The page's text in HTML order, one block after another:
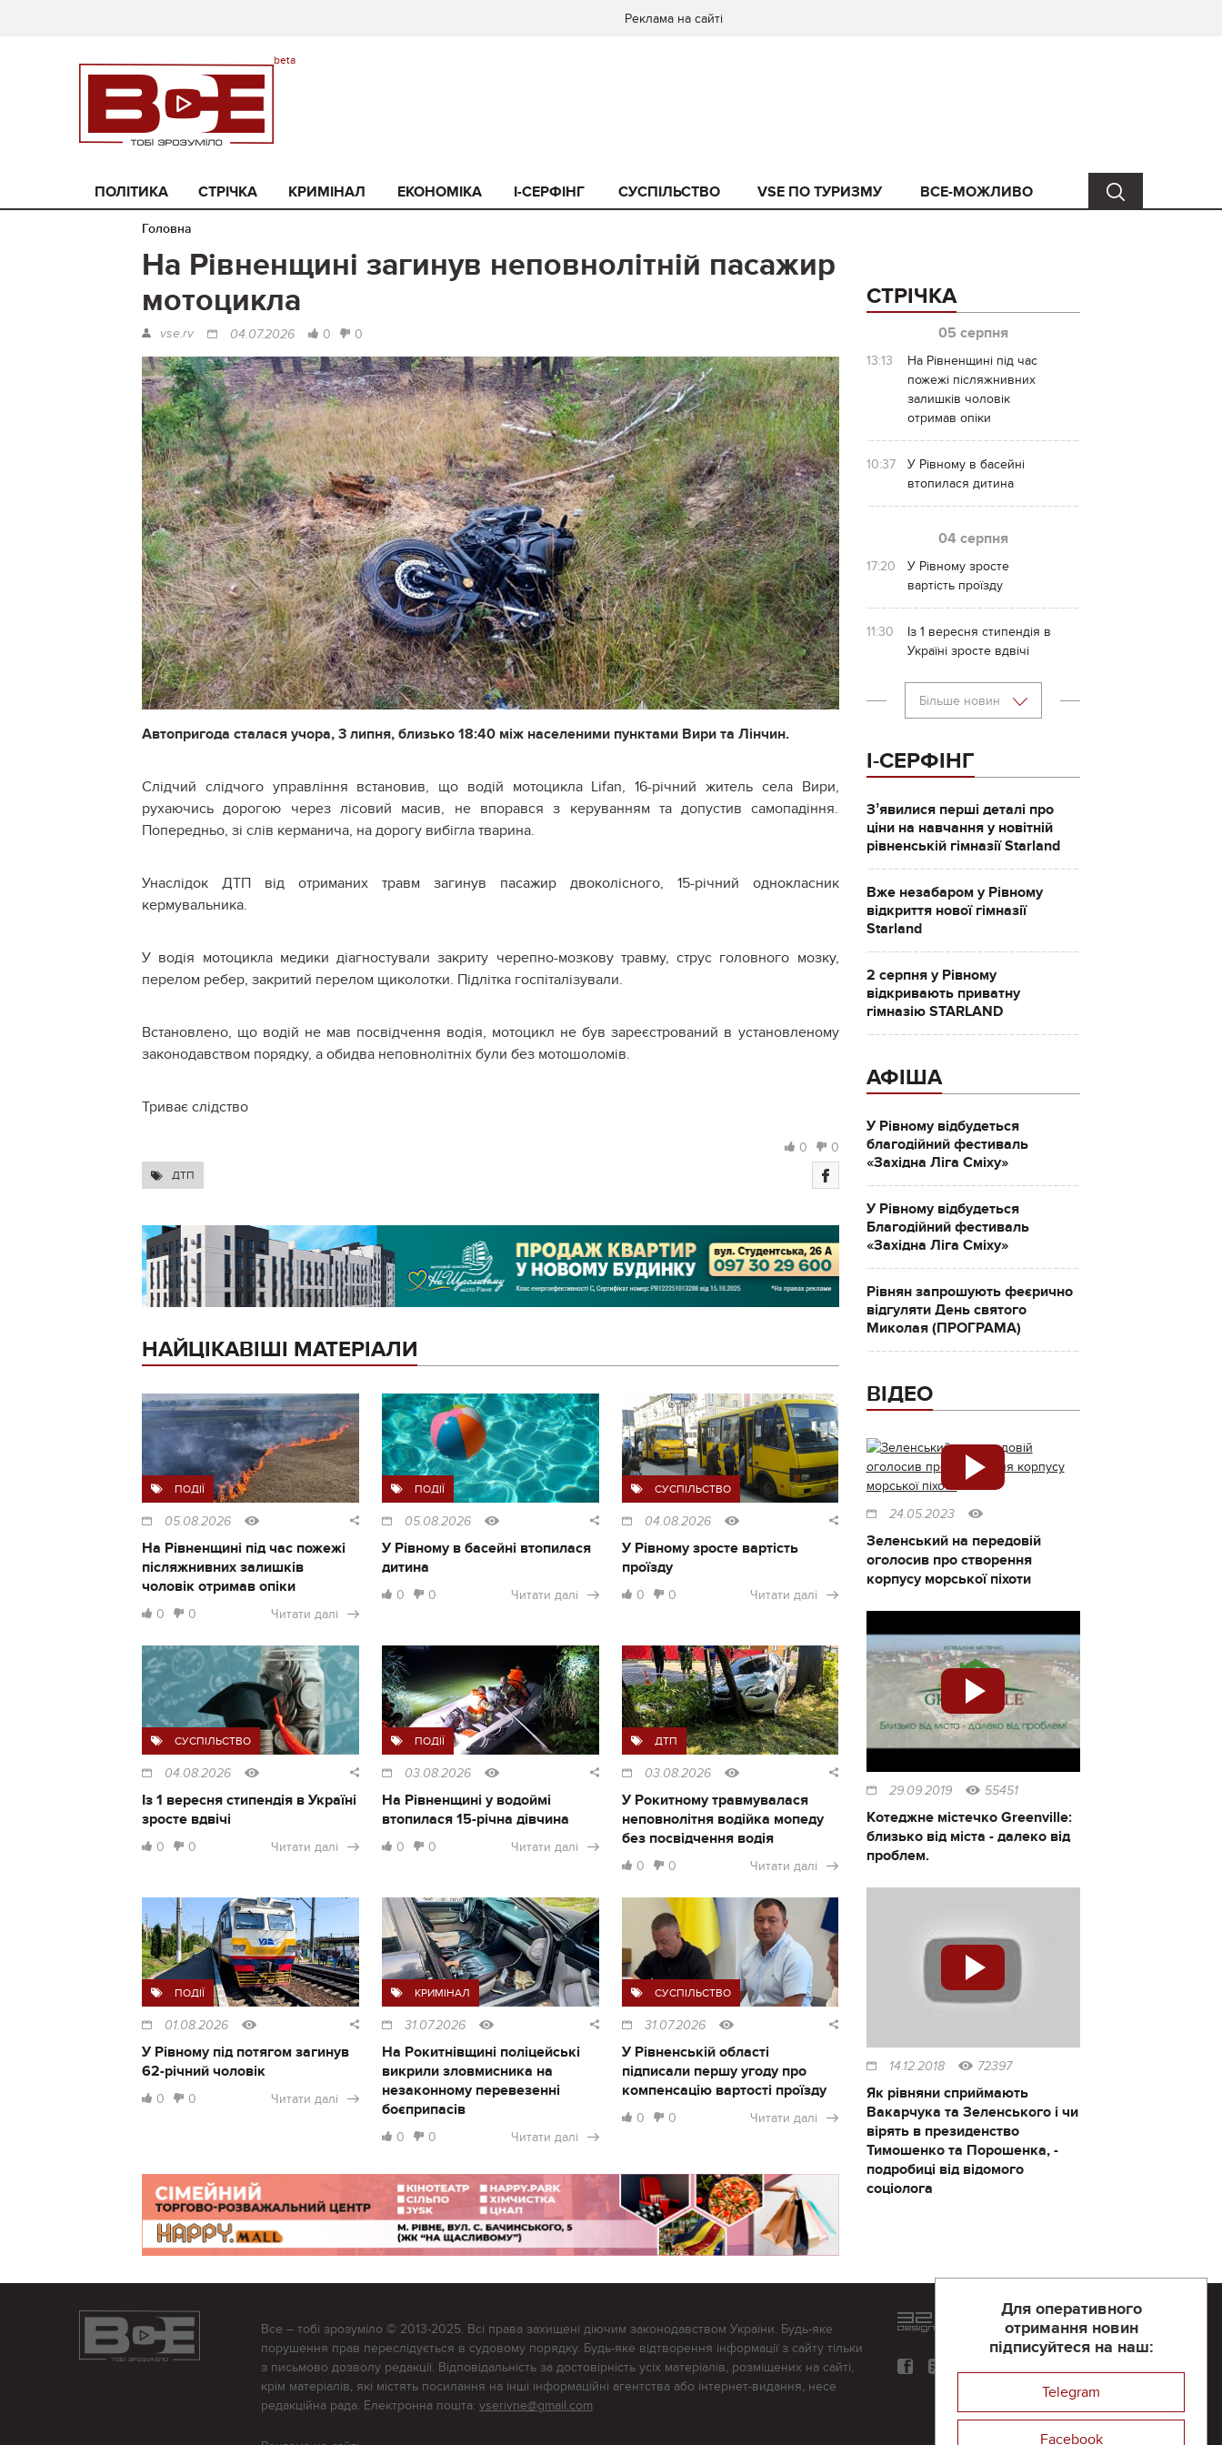
Реклама на сайті
ПОЛІТИКА СТРІЧКА КРИМІНАЛ ЕКОНОМІКА I-СЕРФІНГ СУСПІЛЬСТВО VSE ПО ТУРИЗМУ ВСЕ-МОЖЛИВО
Головна
На Рівненщині загинув неповнолітній пасажир
мотоцикла
vse.rv 04.07.2026 0 0
Автопригода сталася учора, 3 липня, близько 18:40 між населеними пунктами Вири та Лінчин.
Слідчий слідчого управління встановив, що водій мотоцикла Lifan, 16-річний житель села Вири,
рухаючись дорогою через лісовий масив, не впорався з керуванням та допустив самопадіння.
Попередньо, зі слів керманича, на дорогу вибігла тварина.
Унаслідок ДТП від отриманих травм загинув пасажир двоколісного, 15-річний однокласник
кермувальника.
У водія мотоцикла медики діагностували закриту черепно-мозкову травму, струс головного мозку,
перелом ребер, закритий перелом щиколотки. Підлітка госпіталізували.
Встановлено, що водій не мав посвідчення водія, мотоцикл не був зареєстрований в установленому
законодавством порядку, а обидва неповнолітніх були без мотошоломів.
Триває слідство
0 0
ДТП
НАЙЦІКАВІШІ МАТЕРІАЛИ
ПОДІЇ
05.08.2026
На Рівненщині під час пожежі
післяжнивних залишків
чоловік отримав опіки
0 0 Читати далі
ПОДІЇ
05.08.2026
У Рівному в басейні втопилася
дитина
0 0 Читати далі
СУСПІЛЬСТВО
04.08.2026
У Рівному зросте вартість
проїзду
0 0 Читати далі
СУСПІЛЬСТВО
04.08.2026
Із 1 вересня стипендія в Україні
зросте вдвічі
0 0 Читати далі
ПОДІЇ
03.08.2026
На Рівненщині у водоймі
втопилася 15-річна дівчина
0 0 Читати далі
ДТП
03.08.2026
У Рокитному травмувалася
неповнолітня водійка мопеду
без посвідчення водія
0 0 Читати далі
ПОДІЇ
01.08.2026
У Рівному під потягом загинув
62-річний чоловік
0 0 Читати далі
КРИМІНАЛ
31.07.2026
На Рокитнівщині поліцейські
викрили зловмисника на
незаконному перевезенні
боєприпасів
0 0 Читати далі
СУСПІЛЬСТВО
31.07.2026
У Рівненській області
підписали першу угоду про
компенсацію вартості проїзду
0 0 Читати далі
СТРІЧКА
05 серпня
13:13
На Рівненщині під час
пожежі післяжнивних
залишків чоловік
отримав опіки
10:37
У Рівному в басейні
втопилася дитина
04 серпня
17:20
У Рівному зросте
вартість проїзду
11:30
Із 1 вересня стипендія в
Україні зросте вдвічі
Більше новин
І-СЕРФІНГ
Зʼявилися перші деталі про
ціни на навчання у новітній
рівненській гімназії Starland
Вже незабаром у Рівному
відкриття нової гімназії
Starland
2 серпня у Рівному
відкривають приватну
гімназію STARLAND
АФІША
У Рівному відбудеться
благодійний фестиваль
«Західна Ліга Сміху»
У Рівному відбудеться
Благодійний фестиваль
«Західна Ліга Сміху»
Рівнян запрошують феєрично
відгуляти День святого
Миколая (ПРОГРАМА)
ВІДЕО
24.05.2023
Зеленський на передовій
оголосив про створення
корпусу морської піхоти
29.09.2019 55451
Котеджне містечко Greenville:
близько від міста - далеко від
проблем.
14.12.2018 72397
Як рівняни сприймають
Вакарчука та Зеленського і чи
вірять в президенство
Тимошенко та Порошенка, -
подробиці від відомого
соціолога
Для оперативного
отримання новин
підписуйтеся на наш:
Telegram
Facebook
Все – тобі зрозуміло © 2013-2025. Всі права захищені діючим законодавством України. Будь-яке
порушення прав переслідується в судовому порядку. Будь-яке відтворення інформації з сайту тільки
з письмово дозволу редакції. Відповідальність за достовірність усіх матеріалів, розміщених на сайті,
крім матеріалів, які містять посилання на інші інформаційні агентства або інтернет-видання, несе
редакційна рада. Електронна пошта: vserivne@gmail.com
Розроблений та підтримується
компанії 32х32